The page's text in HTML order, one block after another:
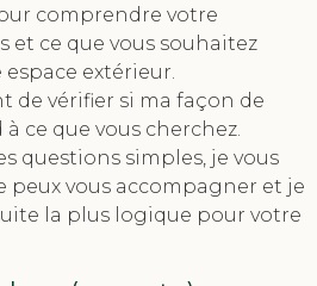
comprendre votre
et ce que vous souhaitez
extérieur.
de vérifier si ma façon de
ce que vous cherchez.
questions simples, je vous
peux vous accompagner et je
la plus logique pour votre